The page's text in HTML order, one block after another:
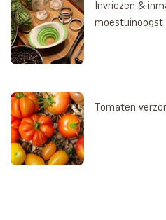
Invriezen &
moestuinoogst
Tomaten